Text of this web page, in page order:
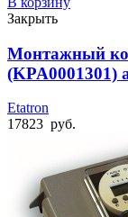
Закрыть
Монтажный
(KPA0001301)
Etatron
17823 руб.